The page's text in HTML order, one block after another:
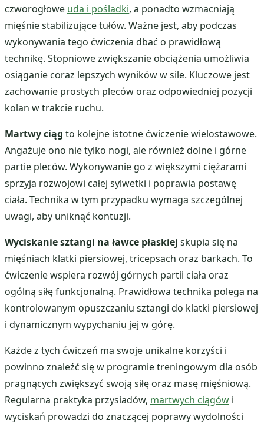
czworogłowe uda i pośladki, a ponadto wzmacniają
mięśnie stabilizujące tułów. Ważne jest, aby podczas
wykonywania tego ćwiczenia dbać o prawidłową
technikę. Stopniowe zwiększanie obciążenia umożliwia
osiąganie coraz lepszych wyników w sile. Kluczowe jest
zachowanie prostych pleców oraz odpowiedniej pozycji
kolan w trakcie ruchu.
Martwy ciąg to kolejne istotne ćwiczenie wielostawowe.
Angażuje ono nie tylko nogi, ale również dolne i górne
partie pleców. Wykonywanie go z większymi ciężarami
sprzyja rozwojowi całej sylwetki i poprawia postawę
ciała. Technika w tym przypadku wymaga szczególnej
uwagi, aby uniknąć kontuzji.
Wyciskanie sztangi na ławce płaskiej skupia się na
mięśniach klatki piersiowej, tricepsach oraz barkach. To
ćwiczenie wspiera rozwój górnych partii ciała oraz
ogólną siłę funkcjonalną. Prawidłowa technika polega na
kontrolowanym opuszczaniu sztangi do klatki piersiowej
i dynamicznym wypychaniu jej w górę.
Każde z tych ćwiczeń ma swoje unikalne korzyści i
powinno znaleźć się w programie treningowym dla osób
pragnących zwiększyć swoją siłę oraz masę mięśniową.
Regularna praktyka przysiadów, martwych ciągów i
wyciskań prowadzi do znaczącej poprawy wydolności